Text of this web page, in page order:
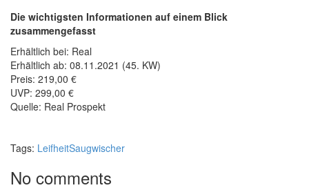
Die wichtigsten Informationen auf einem Blick
zusammengefasst
Erhältlich bei: Real
Erhältlich ab: 08.11.2021 (45. KW)
Preis: 219,00 €
UVP: 299,00 €
Quelle: Real Prospekt
Tags: LeifheitSaugwischer
No comments